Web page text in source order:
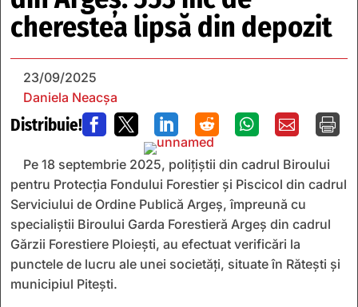
cherestea lipsă din depozit
23/09/2025
Daniela Neacșa
Distribuie!       
Pe 18 septembrie 2025, polițiștii din cadrul Biroului
pentru Protecția Fondului Forestier și Piscicol din cadrul
Serviciului de Ordine Publică Argeș, împreună cu
specialiștii Biroului Garda Forestieră Argeș din cadrul
Gărzii Forestiere Ploiești, au efectuat verificări la
punctele de lucru ale unei societăți, situate în Rătești și
municipiul Pitești.